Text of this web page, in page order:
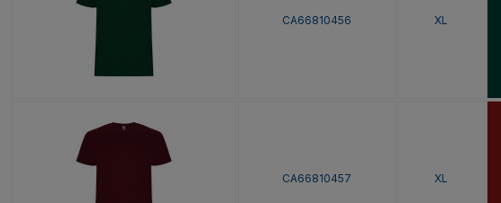
CA66810456 XL
CA66810457 XL